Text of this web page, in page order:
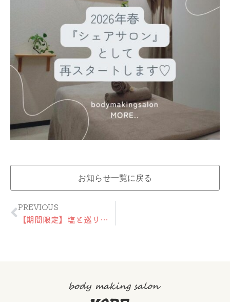
お知らせ一覧に戻る
Prev
PREVIOUS
【期間限定】塩と巡りのトリートメント